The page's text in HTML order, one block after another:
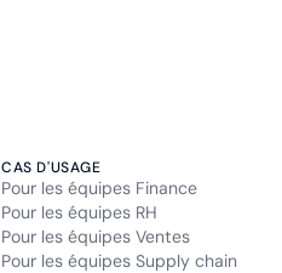
CAS D'USAGE
Pour les équipes Finance
Pour les équipes RH
Pour les équipes Ventes
Pour les équipes Supply chain